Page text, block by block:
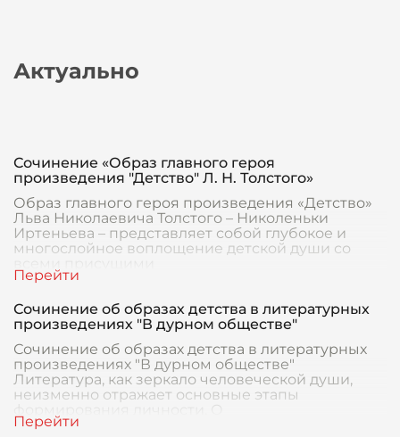
Актуально
Сочинение «Образ главного героя
произведения "Детство" Л. Н. Толстого»
Образ главного героя произведения «Детство»
Льва Николаевича Толстого – Николеньки
Иртеньева – представляет собой глубокое и
многослойное воплощение детской души со
Сочинение об образах детства в литературных
произведениях "В дурном обществе"
Сочинение об образах детства в литературных
произведениях "В дурном обществе"
Литература, как зеркало человеческой души,
неизменно отражает основные этапы
формирования личности. О